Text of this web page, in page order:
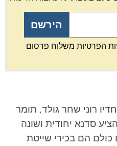
הפרטיות משלוח פרסום
רוני שחר גולד, תומר
סדנא יחודית ושונה
הם בכירי שייטת